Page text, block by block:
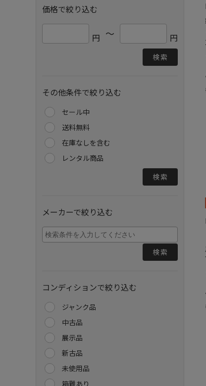
価格で絞り込む
円 ～ 円
検索
その他条件で絞り込む
セール中
送料無料
在庫なしを含む
レンタル商品
検索
メーカーで絞り込む
検索
コンディションで絞り込む
ジャンク品
中古品
展示品
新古品
未使用品
箱難あり